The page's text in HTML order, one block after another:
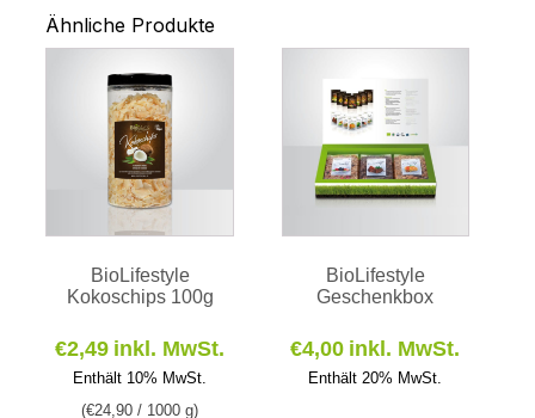
Ähnliche Produkte
BioLifestyle
Kokoschips 100g
€2,49 inkl. MwSt.
Enthält 10% MwSt.
(€24,90 / 1000 g)
BioLifestyle
Geschenkbox
€4,00 inkl. MwSt.
Enthält 20% MwSt.